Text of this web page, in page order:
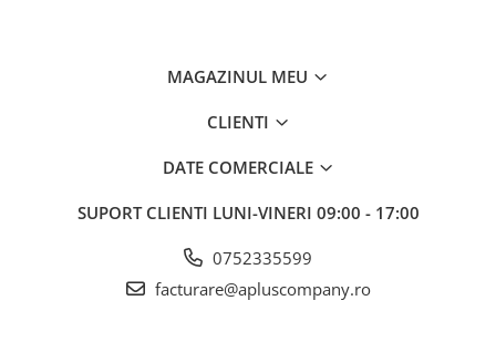
MAGAZINUL MEU
CLIENTI
DATE COMERCIALE
SUPORT CLIENTI LUNI-VINERI 09:00 - 17:00
0752335599
facturare@apluscompany.ro